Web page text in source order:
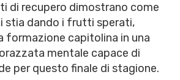
di recupero dimostrano come
stia dando i frutti sperati,
formazione capitolina in una
mentale capace di
per questo finale di stagione.